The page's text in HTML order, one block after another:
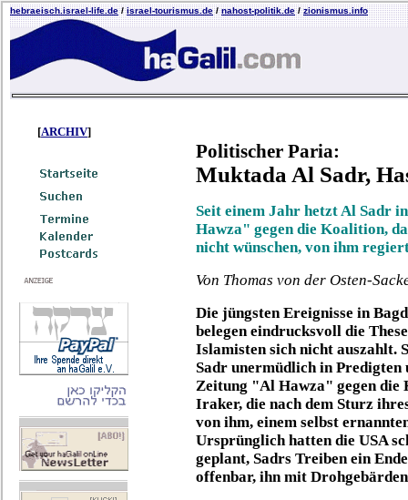
hebraeisch.israel-life.de/israel-tourismus.de/nahost-politik.de/zionismus.info
[ARCHIV]
Politischer Paria:
Muktada Al Sadr,
Seit einem Jahr hetzt Al Sadr
Hawza" gegen die Koalition,
nicht wünschen, von ihm
Von Thomas von der Osten-
Die jüngsten Ereignisse in
belegen eindrucksvoll die
Islamisten sich nicht auszahlt.
Sadr unermüdlich in Predigten
Zeitung "Al Hawza" gegen
Iraker, die nach dem Sturz
von ihm, einem selbst
Ursprünglich hatten die USA
geplant, Sadrs Treiben ein
offenbar, ihn mit